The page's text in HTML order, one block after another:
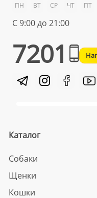
ПН ВТ СР ЧТ ПТ
С 9:00 до 21:00
7201
Каталог
Собаки
Щенки
Кошки